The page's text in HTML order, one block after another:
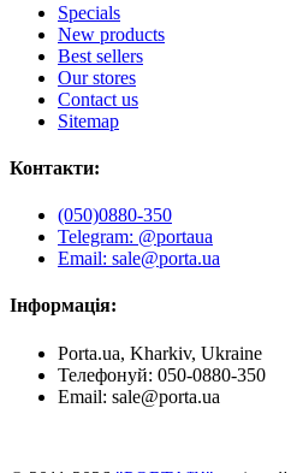
Specials
New products
Best sellers
Our stores
Contact us
Sitemap
Контакти:
(050)0880-350
Telegram: @portaua
Email: sale@porta.ua
Інформація:
Porta.ua, Kharkiv, Ukraine
Телефонуй: 050-0880-350
Email: sale@porta.ua